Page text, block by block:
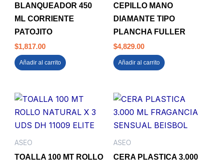
BLANQUEADOR 450
ML CORRIENTE
PATOJITO
$1,817.00
Añadir al carrito
CEPILLO MANO
DIAMANTE TIPO
PLANCHA FULLER
$4,829.00
Añadir al carrito
ASEO
TOALLA 100 MT ROLLO
ASEO
CERA PLASTICA 3.000